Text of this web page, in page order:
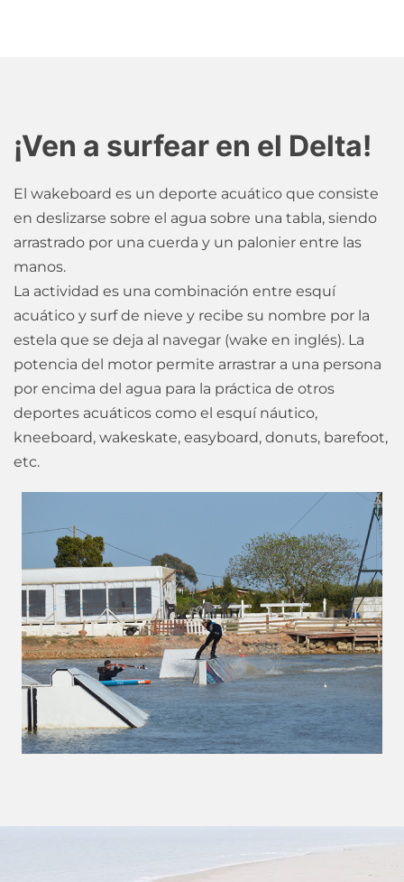
¡Ven a surfear en el Delta!
El wakeboard es un deporte acuático que consiste
en deslizarse sobre el agua sobre una tabla, siendo
arrastrado por una cuerda y un palonier entre las
manos.
La actividad es una combinación entre esquí
acuático y surf de nieve y recibe su nombre por la
estela que se deja al navegar (wake en inglés). La
potencia del motor permite arrastrar a una persona
por encima del agua para la práctica de otros
deportes acuáticos como el esquí náutico,
kneeboard, wakeskate, easyboard, donuts, barefoot,
etc.